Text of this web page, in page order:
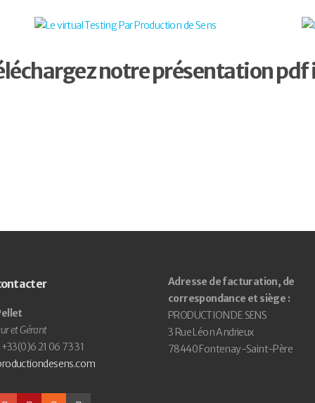
notre présentation pdf
et Gérant
21 06 73 31
Adresse de facturation, de
correspondance et siège :
PRODUCTION DE SENS
3 Rue Léon Andrieux
78440 Fontenay-Saint-Père